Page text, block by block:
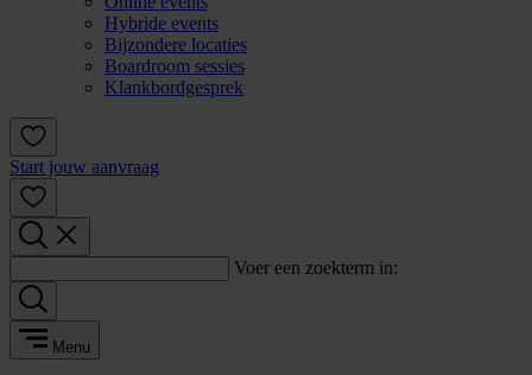
Hybride events
Bijzondere locaties
Boardroom sessies
Klankbordgesprek
Start jouw aanvraag
Voer een zoekterm in:
Menu